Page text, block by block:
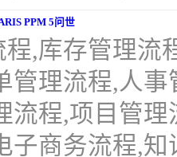
PPM 5问世
,库存管理流
管理流程,人
流程,项目管
子商务流程,